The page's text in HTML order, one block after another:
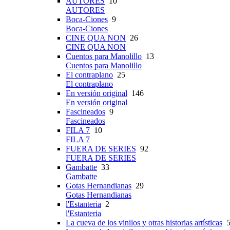
AUTORES
Boca-Ciones 9
Boca-Ciones
CINE QUA NON 26
CINE QUA NON
Cuentos para Manolillo 13
Cuentos para Manolillo
El contraplano 25
El contraplano
En versión original 146
En versión original
Fascineados 9
Fascineados
FILA 7 10
FILA 7
FUERA DE SERIES 92
FUERA DE SERIES
Gambatte 33
Gambatte
Gotas Hernandianas 29
Gotas Hernandianas
l'Estanteria 2
l'Estanteria
La cueva de los vinilos y otras historias artísticas